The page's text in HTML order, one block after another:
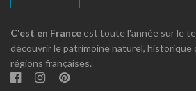
C'est en France est toute l'année sur le
découvrir le patrimoine naturel, historique
régions françaises.